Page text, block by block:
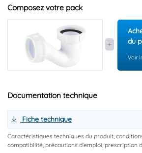
Composez votre pack
du
Voir
Documentation technique
Fiche technique
Caractéristiques techniques du produit,
compatibilité, précautions d'emploi, prescription